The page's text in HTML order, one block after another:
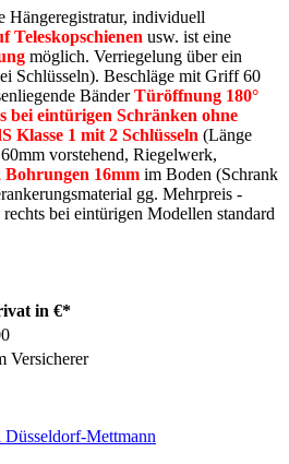
Hängeregistratur, individuell
Teleskopschienen usw. ist eine
möglich. Verriegelung über ein
Schlüsseln). Beschläge mit Griff 60
BänderTüröffnung 180°
bei eintürigen Schränken ohne
Klasse 1 mit 2 Schlüsseln (Länge
vorstehend, Riegelwerk,
Bohrungen 16mm im Boden (Schrank
gg. Mehrpreis -
bei eintürigen Modellen standard
in €*
Versicherer